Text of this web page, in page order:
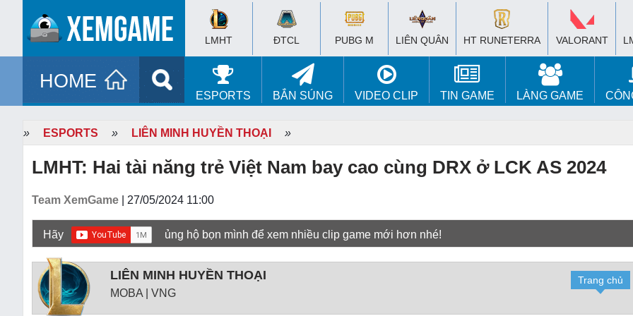
LMHT ĐTCL PUBG M LIÊN QUÂN HT RUNETERRA VALORANT
HOME
ESPORTS BẮN SÚNG VIDEO CLIP TIN GAME LÀNG GAME
» ESPORTS » LIÊN MINH HUYỀN THOẠI »
LMHT: Hai tài năng trẻ Việt Nam bay cao cùng DRX ở LCK AS 2024
Team XemGame | 27/05/2024 11:00
Hãy ủng hộ bọn mình để xem nhiều clip game mới hơn nhé!
LIÊN MINH HUYỀN THOẠI
MOBA | VNG
Trang chủ